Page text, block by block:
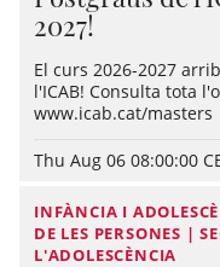
2027!
El curs 2026-2027
l'ICAB! Consulta tota
www.icab.cat/masters
Thu Aug 06 08:00:00
INFÀNCIA I
DE LES PERSONES |
L'ADOLESCÈNCIA